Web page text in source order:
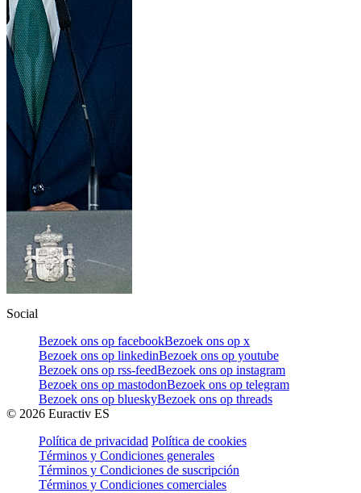
Social
Bezoek ons op facebookBezoek ons op x
Bezoek ons op linkedinBezoek ons op youtube
Bezoek ons op rss-feedBezoek ons op instagram
Bezoek ons op mastodonBezoek ons op telegram
Bezoek ons op blueskyBezoek ons op threads
© 2026 Euractiv ES
Política de privacidad Política de cookies
Términos y Condiciones generales
Términos y Condiciones de suscripción
Términos y Condiciones comerciales